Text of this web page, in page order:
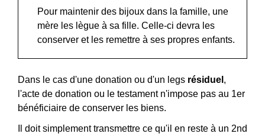
Pour maintenir des bijoux dans la famille, une
mère les lègue à sa fille. Celle-ci devra les
conserver et les remettre à ses propres enfants.
Dans le cas d'une donation ou d'un legs résiduel ,
l'acte de donation ou le testament n'impose pas au 1er
bénéficiaire de conserver les biens.
Il doit simplement transmettre ce qu'il en reste à un 2nd